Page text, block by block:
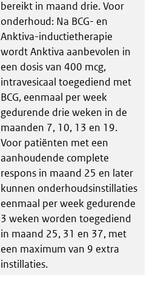
bereikt in maand drie. Voor
onderhoud: Na BCG- en
Anktiva-inductietherapie
wordt Anktiva aanbevolen in
een dosis van 400 mcg,
intravesicaal toegediend met
BCG, eenmaal per week
gedurende drie weken in de
maanden 7, 10, 13 en 19.
Voor patiënten met een
aanhoudende complete
respons in maand 25 en later
kunnen onderhoudsinstillaties
eenmaal per week gedurende
3 weken worden toegediend
in maand 25, 31 en 37, met
een maximum van 9 extra
instillaties.